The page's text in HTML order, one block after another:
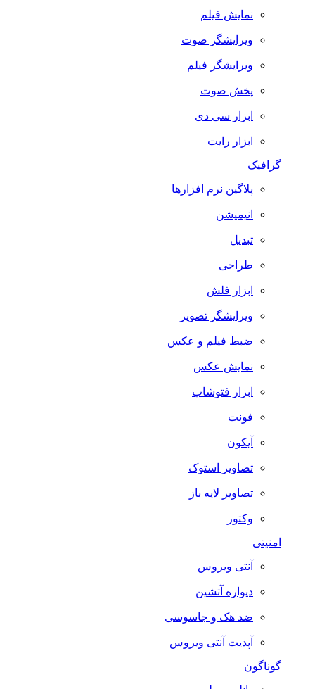
نمایش فیلم
ویرایشگر صوت
ویرایشگر فیلم
پخش صوت
ابزار سی دی
ابزار رایت
گرافیک
پلاگین نرم افزارها
انیمیشن
تبدیل
طراحی
ابزار فلش
ویرایشگر تصویر
ضبط فيلم و عكس
نمایش عکس
ابزار فتوشاپ
فونت
آیکون
تصاویر استوک
تصاویر لایه باز
وکتور
امنیتی
آنتی ویروس
دیواره آتشین
ضد هک و جاسوسی
آپدیت آنتی ویروس
گوناگون